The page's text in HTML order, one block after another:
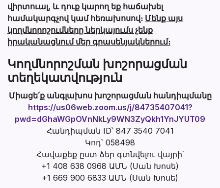
վիրտուալ, և դուք կարող եք հաճախել
համակարգչով կամ հեռախոսով։ Մենք այս
կողմնորոշումները ներկայումս չենք
իրականացնում մեր գրասենյակներում։
Կողմնորոշման խոշորացման
տեղեկատվություն
Միացե՛ք անգլախոս խոշորացման հանդիպմանը
https://us06web.zoom.us/j/84735407041?
pwd=dGhaWGpOVnNkLy9WN3ZyQkh1YnJYUT09
Հանդիպման ID՝ 847 3540 7041
Կոդ՝ 058498
Հավաքեք ըստ ձեր գտնվելու վայրի՝
+1 408 638 0968 ԱՄՆ (Սան Խոսե)
+1 669 900 6833 ԱՄՆ (Սան Խոսե)